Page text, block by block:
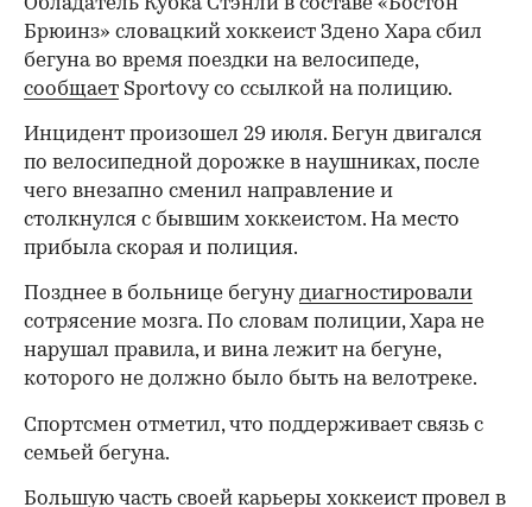
Обладатель Кубка Стэнли в составе «Бостон
Брюинз» словацкий хоккеист Здено Хара сбил
бегуна во время поездки на велосипеде,
сообщает Sportovy со ссылкой на полицию.
Инцидент произошел 29 июля. Бегун двигался
по велосипедной дорожке в наушниках, после
чего внезапно сменил направление и
столкнулся с бывшим хоккеистом. На место
прибыла скорая и полиция.
Позднее в больнице бегунудиагностировали
сотрясение мозга. По словам полиции, Хара не
нарушал правила, и вина лежит на бегуне,
которого не должно было быть на велотреке.
Спортсмен отметил, что поддерживает связь с
семьей бегуна.
Большую часть своей карьеры хоккеист провел в